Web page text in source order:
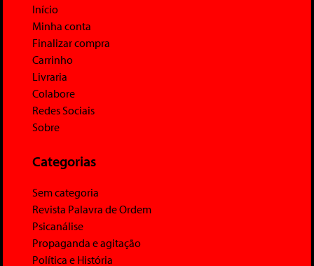
Início
Minha conta
Finalizar compra
Carrinho
Livraria
Colabore
Redes Sociais
Sobre
Categorias
Sem categoria
Revista Palavra de Ordem
Psicanálise
Propaganda e agitação
Política e História